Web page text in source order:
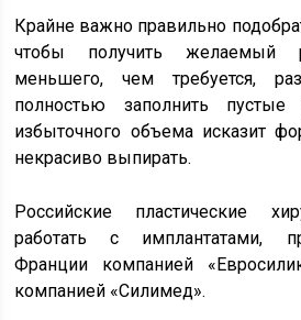
Крайне важно правильно
чтобы получить желаемый
меньшего, чем требуется,
полностью заполнить пустые
избыточного объема исказит
некрасиво выпирать.
Российские пластические
работать с имплантатами,
Франции компанией
компанией «Силимед».